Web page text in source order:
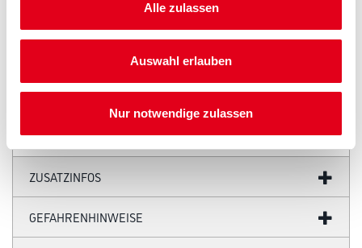
Alle zulassen
Auswahl erlauben
Nur notwendige zulassen
Produkteigenschaft
angespachtelten Abschlüssen, z. B. im Bereich von gleitenden
mm.
ZUSATZINFOS
GEFAHRENHINWEISE